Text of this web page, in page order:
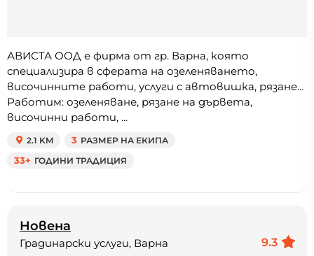
АВИСТА ООД е фирма от гр. Варна, която
специализира в сферата на озеленяването,
височинните работи, услуги с автовишка, рязане...
Работим: озеленяване, рязане на дървета,
височинни работи, ...
2.1 KM 3 РАЗМЕР НА ЕКИПА
33+ ГОДИНИ ТРАДИЦИЯ
Новена
9.3
Градинарски услуги, Варна